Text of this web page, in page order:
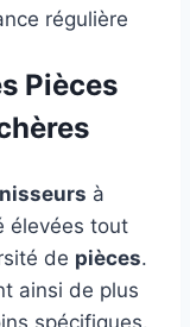
régulière
Pièces
à
élevées tout
de pièces.
ainsi de plus
spécifiques.